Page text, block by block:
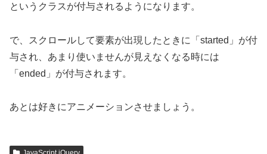
というクラスが付与されるようになります。
で、スクロールして要素が出現したときに「started」が付
与され、あまり使いませんが見えなくなる時には
「ended」が付与されます。
あとは好きにアニメーションさせましょう。